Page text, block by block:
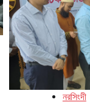
নরসিংদী